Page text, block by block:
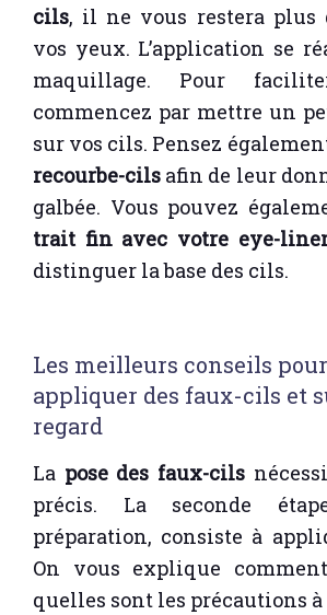
cils, il ne vous restera plus
vos yeux. L’application se
maquillage. Pour
commencez par mettre un
sur vos cils. Pensez
recourbe-cils afin de leur
galbée. Vous pouvez
trait fin avec votre eye-
distinguer la base des cils.
Les meilleurs conseils
appliquer des faux-cils et
regard
La pose des faux-cils
précis. La seconde
préparation, consiste à
On vous explique
quelles sont les précautions